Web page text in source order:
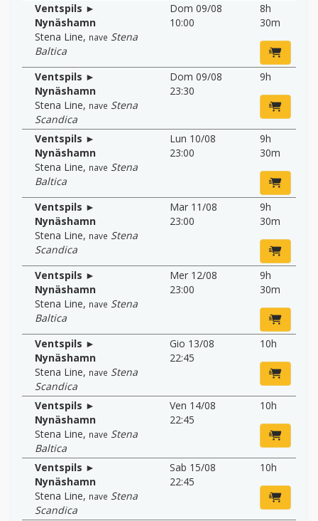
Ventspils ►
Nynäshamn
Stena Line, nave Stena
Baltica
Dom 09/08
10:00
8h
30m
Ventspils ►
Nynäshamn
Stena Line, nave Stena
Scandica
Dom 09/08
23:30
9h
Ventspils ►
Nynäshamn
Stena Line, nave Stena
Baltica
Lun 10/08
23:00
9h
30m
Ventspils ►
Nynäshamn
Stena Line, nave Stena
Scandica
Mar 11/08
23:00
9h
30m
Ventspils ►
Nynäshamn
Stena Line, nave Stena
Baltica
Mer 12/08
23:00
9h
30m
Ventspils ►
Nynäshamn
Stena Line, nave Stena
Scandica
Gio 13/08
22:45
10h
Ventspils ►
Nynäshamn
Stena Line, nave Stena
Baltica
Ven 14/08
22:45
10h
Ventspils ►
Nynäshamn
Stena Line, nave Stena
Scandica
Sab 15/08
22:45
10h